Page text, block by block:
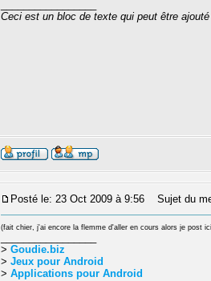
Ceci est un bloc de texte qui peut être
Posté le: 23 Oct 2009 à 9:56 Sujet du
(fait chier, j'ai encore la flemme d'aller en cours alors je post
> Goudie.biz
> Jeux pour Android
> Applications pour Android